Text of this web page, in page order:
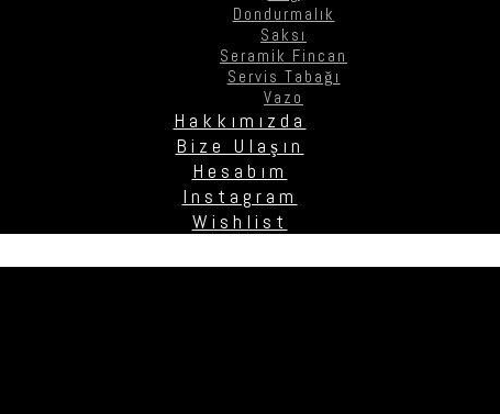
Dondurmalık
Saksı
Seramik Fincan
Servis Tabağı
Vazo
Hakkımızda
Bize Ulaşın
Hesabım
Instagram
Wishlist